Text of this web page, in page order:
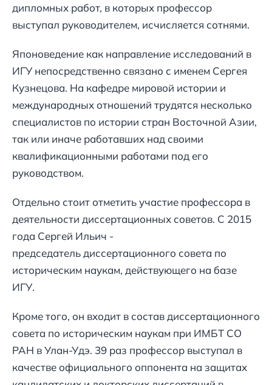
дипломных работ, в которых профессор
выступал руководителем, исчисляется сотнями.
Японоведение как направление исследований в
ИГУ непосредственно связано с именем Сергея
Кузнецова. На кафедре мировой истории и
международных отношений трудятся несколько
специалистов по истории стран Восточной Азии,
так или иначе работавших над своими
квалификационными работами под его
руководством.
Отдельно стоит отметить участие профессора в
деятельности диссертационных советов. С 2015
года Сергей Ильич -
председатель диссертационного совета по
историческим наукам, действующего на базе
ИГУ.
Кроме того, он входит в состав диссертационного
совета по историческим наукам при ИМБТ СО
РАН в Улан-Удэ. 39 раз профессор выступал в
качестве официального оппонента на защитах